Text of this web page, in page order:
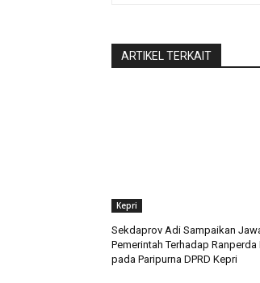
ARTIKEL TERKAIT
Kepri
Sekdaprov Adi Sampaikan
Pemerintah Terhadap Ranperda
pada Paripurna DPRD Kepri